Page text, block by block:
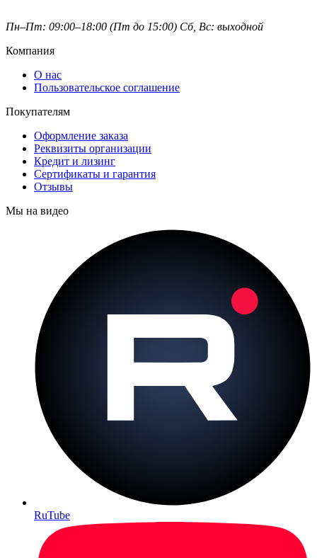
Пн–Пт: 09:00–18:00 (Пт до 15:00) Сб, Вс: выходной
Компания
О нас
Пользовательское соглашение
Покупателям
Оформление заказа
Реквизиты организации
Кредит и лизинг
Сертификаты и гарантия
Отзывы
Мы на видео
RuTube